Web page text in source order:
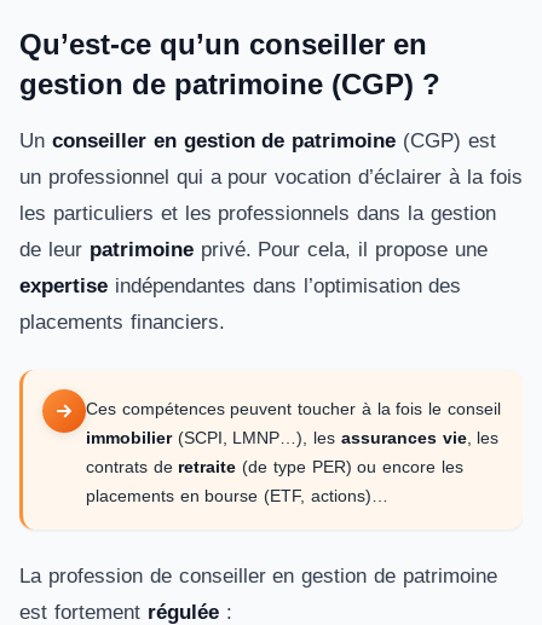
Qu’est-ce qu’un conseiller en
gestion de patrimoine (CGP) ?
Un conseiller en gestion de patrimoine (CGP) est
un professionnel qui a pour vocation d’éclairer à la fois
les particuliers et les professionnels dans la gestion
de leur patrimoineprivé. Pour cela, il propose une
expertise indépendantes dans l’optimisation des
placements financiers.
Ces compétences peuvent toucher à la fois le conseil
immobilier(SCPI, LMNP…), les assurances vie, les
contrats de retraite (de type PER) ou encore les
placements en bourse (ETF, actions)…
La profession de conseiller en gestion de patrimoine
est fortement régulée: